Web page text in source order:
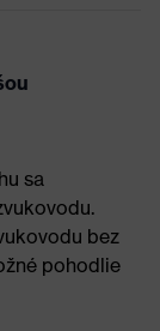
sa
bez
pohodlie